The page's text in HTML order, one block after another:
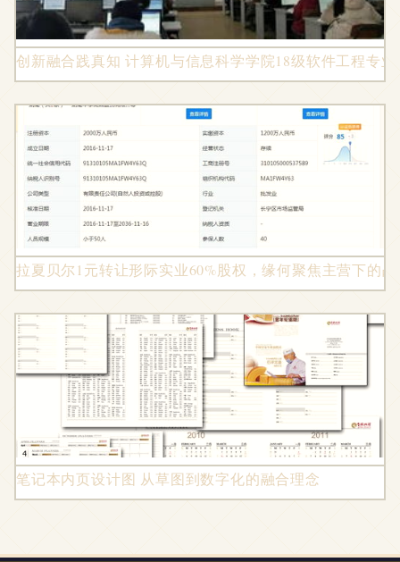
创新融合践真知 计算机与信息科学学院18级软件工程专
拉夏贝尔1元转让形际实业60%股权，缘何聚焦主营下的战
笔记本内页设计图 从草图到数字化的融合理念